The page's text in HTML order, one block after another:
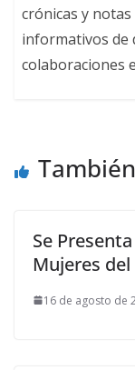
crónicas y
informativos de
colaboraciones
Se
Mujeres
16 de agosto de